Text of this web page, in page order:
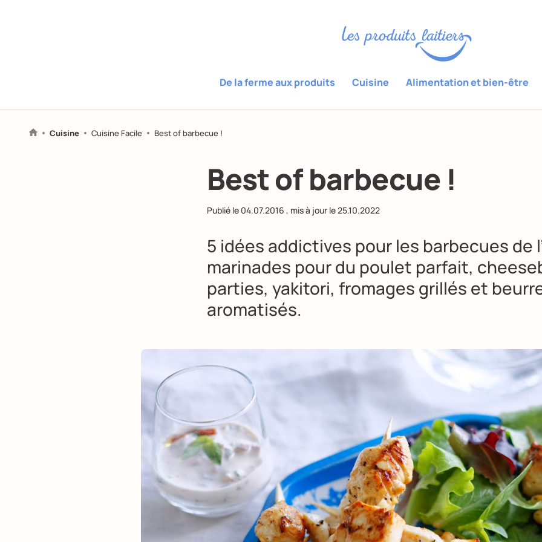
De la ferme aux produits Cuisine Alimentation et bien-être
Cuisine Cuisine Facile Best of barbecue !
Best of barbecue !
Publié le 04.07.2016 , mis à jour le25.10.2022
5 idées addictives pour les barbecues de
marinades pour du poulet parfait,
parties, yakitori, fromages grillés et
aromatisés.